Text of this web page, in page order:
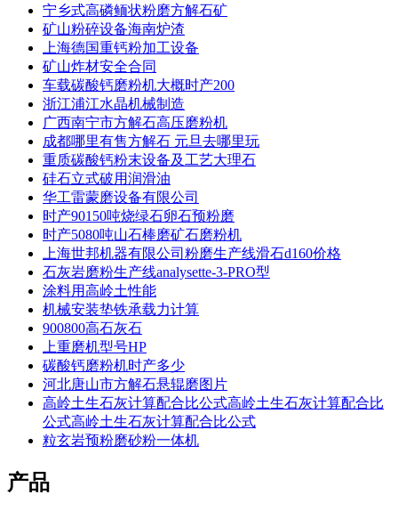
宁乡式高磷鲕状粉磨方解石矿
矿山粉碎设备海南炉渣
上海德国重钙粉加工设备
矿山炸材安全合同
车载碳酸钙磨粉机大概时产200
浙江浦江水晶机械制造
广西南宁市方解石高压磨粉机
成都哪里有售方解石 元旦去哪里玩
重质碳酸钙粉末设备及工艺大理石
硅石立式破用润滑油
华工雷蒙磨设备有限公司
时产90150吨烧绿石卵石预粉磨
时产5080吨山石棒磨矿石磨粉机
上海世邦机器有限公司粉磨生产线滑石d160价格
石灰岩磨粉生产线analysette-3-PRO型
涂料用高岭土性能
机械安装垫铁承载力计算
900800高石灰石
上重磨机型号HP
碳酸钙磨粉机时产多少
河北唐山市方解石悬辊磨图片
高岭土生石灰计算配合比公式高岭土生石灰计算配合比
公式高岭土生石灰计算配合比公式
粒玄岩预粉磨砂粉一体机
产品